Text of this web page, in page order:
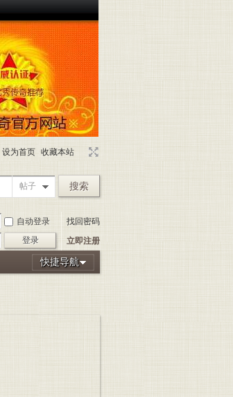
设为首页 收藏本站
帖子 搜索
自动登录
找回密码
登录 立即注册
快捷导航